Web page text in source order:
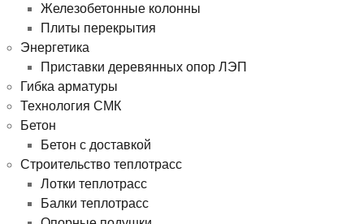
Железобетонные колонны
Плиты перекрытия
Энергетика
Приставки деревянных опор ЛЭП
Гибка арматуры
Технология СМК
Бетон
Бетон с доставкой
Строительство теплотрасс
Лотки теплотрасс
Балки теплотрасс